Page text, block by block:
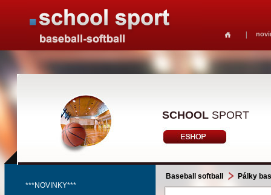
SCHOOL SPORT
***NOVINKY***
Baseball softball Pálky